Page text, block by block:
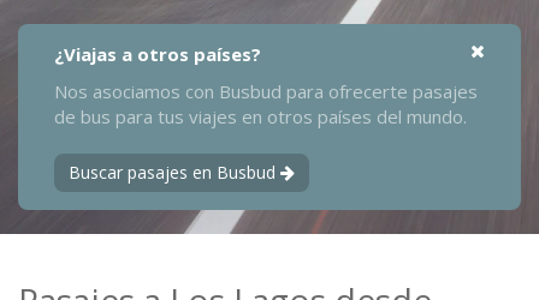
¿Viajas a otros países?
Nos asociamos con Busbud para ofrecerte pasajes
de bus para tus viajes en otros países del mundo.
Buscar pasajes en Busbud